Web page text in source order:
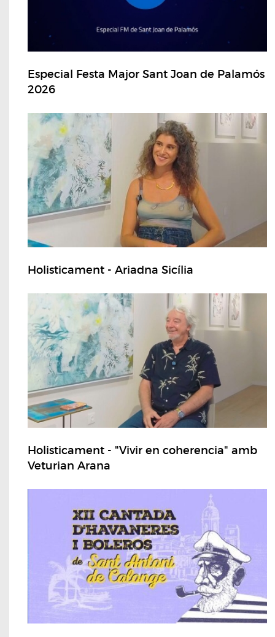
Especial Festa Major Sant Joan de Palamós
2026
Holisticament - Ariadna Sicília
Holisticament - "Vivir en coherencia" amb
Veturian Arana